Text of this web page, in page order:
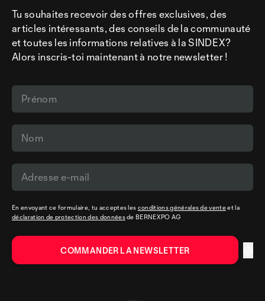
Tu souhaites recevoir des offres exclusives, des
articles intéressants, des conseils de la communauté
et toutes les informations relatives à la SINDEX?
Alors inscris-toi maintenant à notre newsletter !
En envoyant ce formulaire, tu acceptes les conditions générales de venteet la
déclaration de protection des donnéesde BERNEXPO AG